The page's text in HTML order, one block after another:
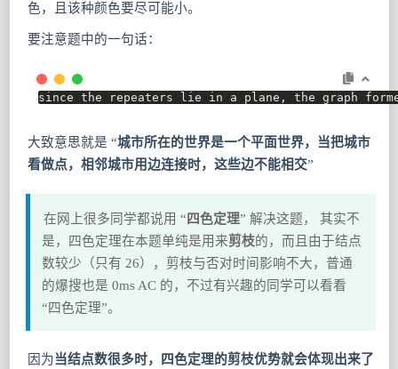
色，且该种颜色要尽可能小。
要注意题中的一句话：
since the repeaters lie in a plane, the graph
大致意思就是 “城市所在的世界是一个平面世界，当把城市
看做点，相邻城市用边连接时，这些边不能相交”
在网上很多同学都说用 “ 四色定理” 解决这题， 其实不
是，四色定理在本题单纯是用来剪枝的，而且由于结点
数较少（只有 26），剪枝与否对时间影响不大，普通
的爆搜也是 0ms AC 的，不过有兴趣的同学可以看看
“四色定理”。
因为当结点数很多时，四色定理的剪枝优势就会体现出来了